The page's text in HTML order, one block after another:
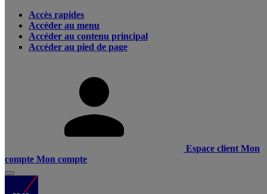
Accès rapides
Accéder au menu
Accéder au contenu principal
Accéder au pied de page
Espace client Mon
compte Mon compte